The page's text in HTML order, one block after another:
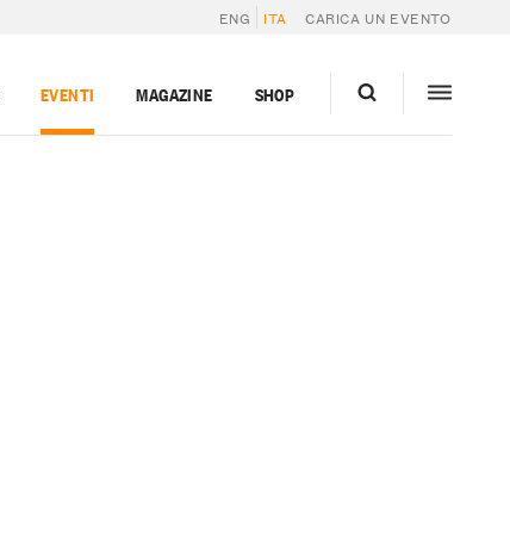
ENG ITA CARICA UN EVENTO
EVENTI MAGAZINE SHOP